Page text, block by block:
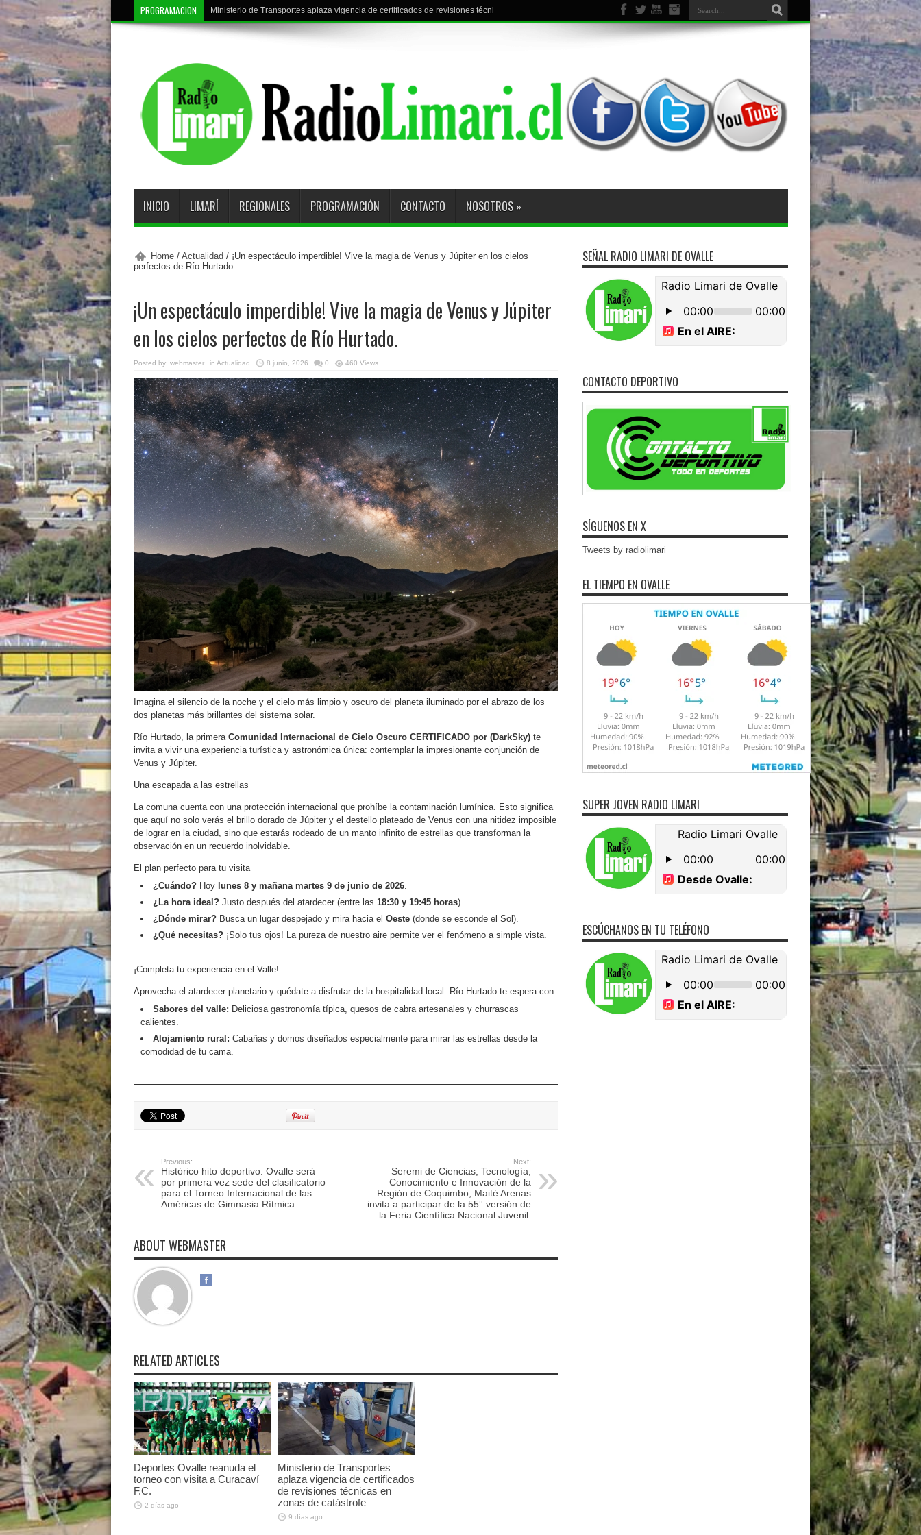
PROGRAMACION Ministerio de Transportes aplaza vigencia de certificados de revisiones técnicas en zonas de catástrofe
Hasta 30 mm de precipitaciones pronostica Ceaza para este viernes en la región
INICIO LIMARÍ REGIONALES PROGRAMACIÓN CONTACTO NOSOTROS »
Home/ Actualidad / ¡Un espectáculo imperdible! Vive la magia de Venus y Júpiter en los cielos
perfectos de Río Hurtado.
¡Un espectáculo imperdible! Vive la magia de Venus y Júpiter
en los cielos perfectos de Río Hurtado.
Posted by: webmaster in Actualidad 8 junio, 2026 0 460 Views
Imagina el silencio de la noche y el cielo más limpio y oscuro del planeta iluminado por el abrazo de los
dos planetas más brillantes del sistema solar.
Río Hurtado, la primera Comunidad Internacional de Cielo Oscuro CERTIFICADO por (DarkSky)te
invita a vivir una experiencia turística y astronómica única: contemplar la impresionante conjunción de
Venus y Júpiter.
Una escapada a las estrellas
La comuna cuenta con una protección internacional que prohíbe la contaminación lumínica. Esto significa
que aquí no solo verás el brillo dorado de Júpiter y el destello plateado de Venus con una nitidez imposible
de lograr en la ciudad, sino que estarás rodeado de un manto infinito de estrellas que transforman la
observación en un recuerdo inolvidable.
El plan perfecto para tu visita
¿Cuándo?Hoy lunes 8 y mañana martes 9 de junio de 2026.
¿La hora ideal?Justo después del atardecer (entre las 18:30 y 19:45 horas).
¿Dónde mirar?Busca un lugar despejado y mira hacia el Oeste(donde se esconde el Sol).
¿Qué necesitas?¡Solo tus ojos! La pureza de nuestro aire permite ver el fenómeno a simple vista.
¡Completa tu experiencia en el Valle!
Aprovecha el atardecer planetario y quédate a disfrutar de la hospitalidad local. Río Hurtado te espera con:
Sabores del valle: Deliciosa gastronomía típica, quesos de cabra artesanales y churrascas
calientes.
Alojamiento rural: Cabañas y domos diseñados especialmente para mirar las estrellas desde la
comodidad de tu cama.
Previous:
Histórico hito deportivo: Ovalle será
por primera vez sede del clasificatorio
para el Torneo Internacional de las
Américas de Gimnasia Rítmica.
Next:
Seremi de Ciencias, Tecnología,
Conocimiento e Innovación de la
Región de Coquimbo, Maité Arenas
invita a participar de la 55° versión de
la Feria Científica Nacional Juvenil.
ABOUT WEBMASTER
RELATED ARTICLES
Deportes Ovalle reanuda el
torneo con visita a Curacaví
F.C.
2 días ago
Ministerio de Transportes
aplaza vigencia de certificados
de revisiones técnicas en
zonas de catástrofe
9 días ago
SEÑAL RADIO LIMARI DE OVALLE
CONTACTO DEPORTIVO
SÍGUENOS EN X
Tweets by radiolimari
EL TIEMPO EN OVALLE
SUPER JOVEN RADIO LIMARI
ESCÚCHANOS EN TU TELÉFONO